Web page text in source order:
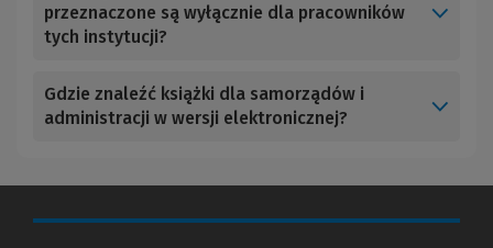
przeznaczone są wyłącznie dla pracowników
tych instytucji?
Gdzie znaleźć książki dla samorządów i
administracji w wersji elektronicznej?